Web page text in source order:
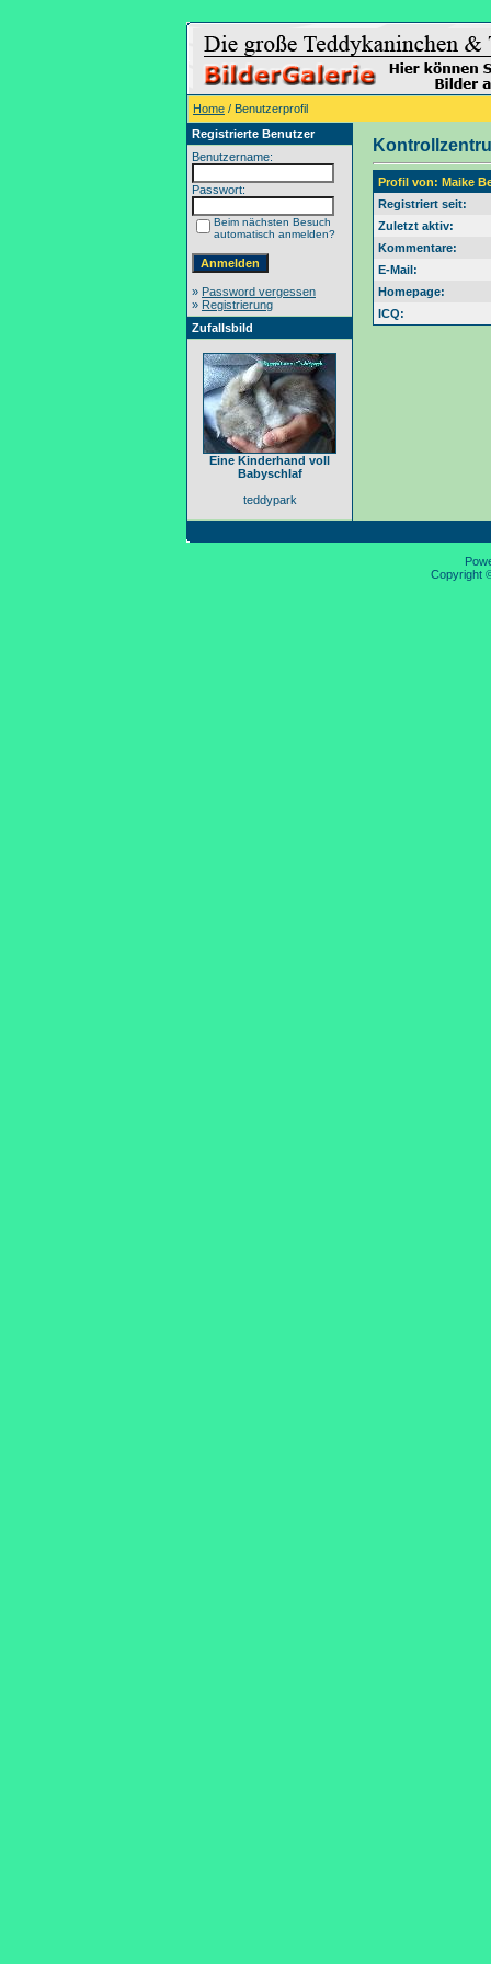
Home / Benutzerprofil
Registrierte Benutzer
Benutzername:
Passwort:
Beim nächsten Besuch
automatisch anmelden?
» Password vergessen
» Registrierung
Zufallsbild
Eine Kinderhand voll
Babyschlaf
teddypark
Profil von: Maike
Registriert seit:
Zuletzt aktiv:
Kommentare:
E-Mail:
Homepage:
ICQ:
Copyright